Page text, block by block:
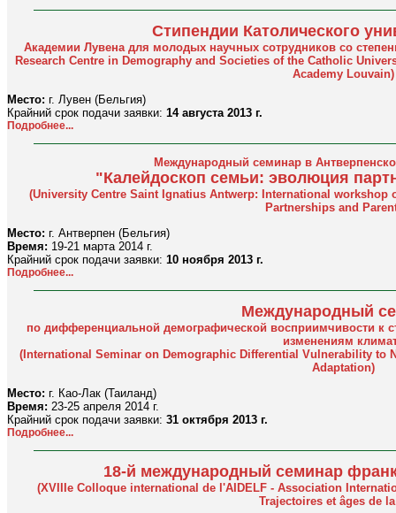
Стипендии Католического
Академии Лувена для молодых научных сотрудников со
Research Centre in Demography and Societies of the Catholic
Academy Louvain)
Место: г. Лувен (Бельгия)
Крайний срок подачи заявки: 14 августа 2013 г.
Подробнее...
Международный семинар в
"Калейдоскоп семьи: эволюция
(University Centre Saint Ignatius Antwerp: International
Partnerships and
Место: г. Антверпен (Бельгия)
Время: 19-21 марта 2014 г.
Крайний срок подачи заявки: 10 ноября 2013 г.
Подробнее...
Международный
по дифференциальной демографической восприимчивости к
изменениям
(International Seminar on Demographic Differential Vulnerability to
Adaptation)
Место: г. Као-Лак (Таиланд)
Время: 23-25 апреля 2014 г.
Крайний срок подачи заявки: 31 октября 2013 г.
Подробнее...
18-й международный семинар
(XVIIIe Colloque international de l'AIDELF - Association
Trajectoires et âges de